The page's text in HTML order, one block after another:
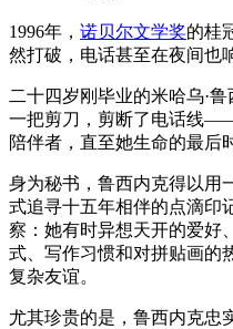
1996年， 诺贝尔文学奖的桂
然打破，电话甚至在夜间也
二十四岁刚毕业的米哈乌·
一把剪刀，剪断了电话线
陪伴者，直至她生命的最后
身为秘书，鲁西内克得以用
式追寻十五年相伴的点滴印
察：她有时异想天开的爱好
式、写作习惯和对拼贴画的
复杂友谊。
尤其珍贵的是，鲁西内克忠